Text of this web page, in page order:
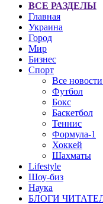
ВСЕ РАЗДЕЛЫ
Главная
Украина
Город
Мир
Бизнес
Спорт
Все новости
Футбол
Бокс
Баскетбол
Теннис
Формула-1
Хоккей
Шахматы
Lifestyle
Шоу-биз
Наука
БЛОГИ